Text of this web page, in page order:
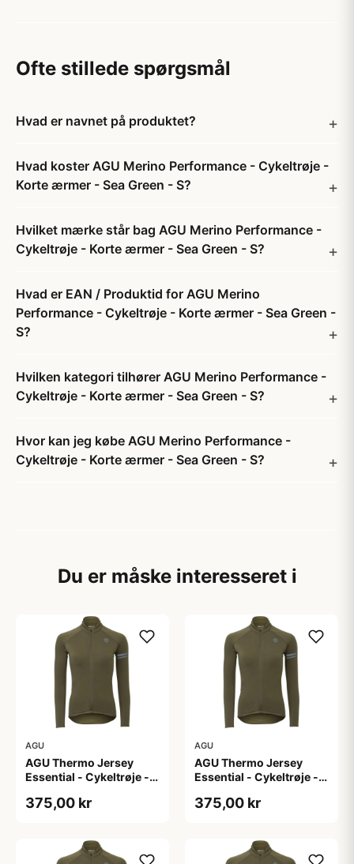
Ofte stillede spørgsmål
Hvad er navnet på produktet?
Hvad koster AGU Merino Performance - Cykeltrøje -
Korte ærmer - Sea Green - S?
Hvilket mærke står bag AGU Merino Performance -
Cykeltrøje - Korte ærmer - Sea Green - S?
Hvad er EAN / Produktid for AGU Merino
Performance - Cykeltrøje - Korte ærmer - Sea Green -
S?
Hvilken kategori tilhører AGU Merino Performance -
Cykeltrøje - Korte ærmer - Sea Green - S?
Hvor kan jeg købe AGU Merino Performance -
Cykeltrøje - Korte ærmer - Sea Green - S?
Du er måske interesseret i
AGU
AGU Thermo Jersey
Essential - Cykeltrøje -
L
375,00 kr
AGU
AGU Thermo Jersey
Essential - Cykeltrøje -
M
375,00 kr